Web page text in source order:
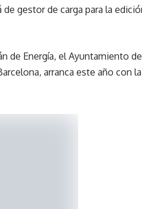
de gestor de carga para la
de Energía, el Ayuntamiento de
arranca este año con la